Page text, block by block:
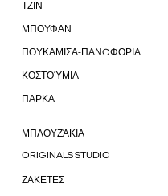
ΤΖΙΝ
ΜΠΟΥΦΑΝ
ΠΟΥΚΑΜΙΣΑ-ΠΑΝΩΦΟΡΙΑ
ΚΟΣΤΟΎΜΙΑ
ΠΑΡΚΑ
ΜΠΛΟΥΖΆΚΙΑ
ORIGINALS STUDIO
ΖΑΚΕΤΕΣ